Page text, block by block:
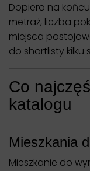
Dopiero na
metraż, liczba
miejsca
do shortlisty
Co
katalogu
Mieszkania
Mieszkanie do